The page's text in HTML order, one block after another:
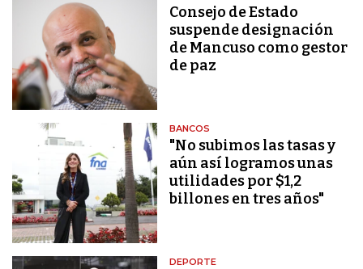
Consejo de Estado
suspende designación
de Mancuso como gestor
de paz
BANCOS
"No subimos las tasas y
aún así logramos unas
utilidades por $1,2
billones en tres años"
DEPORTE